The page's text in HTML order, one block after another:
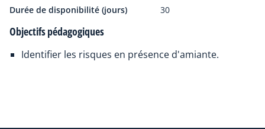
Durée de disponibilité (jours)
30
Objectifs pédagogiques
Identifier les risques en présence d'amiante.